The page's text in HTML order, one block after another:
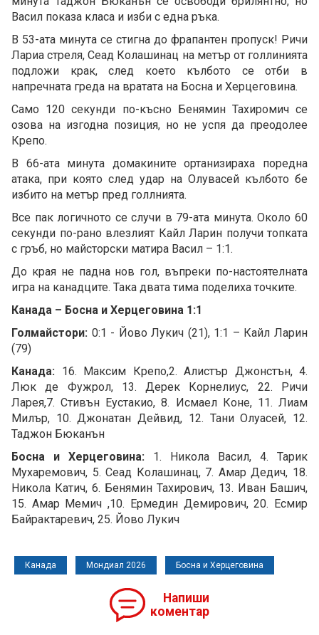
Васил показа класа и изби с една ръка.
В 53-ата минута се стигна до фрапантен пропуск! Ричи
Лариа стреля, Сеад Колашинац на метър от голлинията
подложи крак, след което кълбото се отби в
напречната греда на вратата на Босна и Херцеговина.
Само 120 секунди по-късно Бенямин Тахиромич се
озова на изгодна позиция, но не успя да преодолее
Крепо.
В 66-ата минута домакините ортанизираха поредна
атака, при която след удар на Олувасей кълбото бе
избито на метър пред голлнията.
Все пак логичното се случи в 79-ата минута. Около 60
секунди по-рано влезлият Кайл Ларин получи топката
с гръб, но майсторски матира Васил – 1:1.
До края не падна нов гол, въпреки по-настоятелната
игра на канадците. Така двата тима поделиха точките.
Канада – Босна и Херцеговина 1:1
Голмайстори: 0:1 - Йово Лукич (21), 1:1 – Кайл Ларин
(79)
Канада: 16. Максим Крепо,2. Алистър Джонстън, 4.
Люк де Фужрол, 13. Дерек Корнелиус, 22. Ричи
Ларея,7. Стивън Еустакио, 8. Исмаел Коне, 11. Лиам
Милър, 10. Джонатан Дейвид, 12. Тани Олуасей, 12.
Таджон Бюканън
Босна и Херцеговина: 1. Никола Васил, 4. Тарик
Мухаремович, 5. Сеад Колашинац, 7. Амар Дедич, 18.
Никола Катич, 6. Бенямин Тахирович, 13. Иван Башич,
15. Амар Мемич ,10. Ермедин Демирович, 20. Есмир
Байрактаревич, 25. Йово Лукич
Канада Мондиал 2026 Босна и Херцеговина
Напиши
коментар